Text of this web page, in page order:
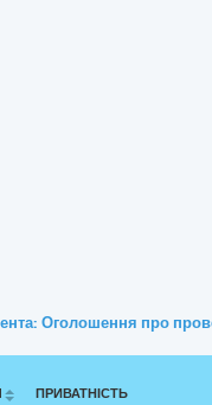
Оголошення про
ПРИВАТНІСТЬ